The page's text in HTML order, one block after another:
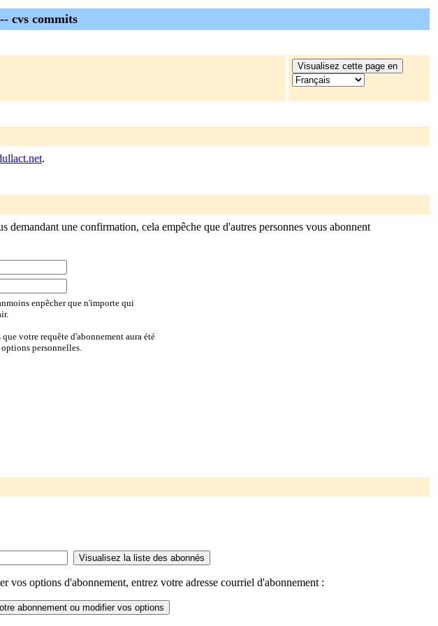
cvs commits
.
une confirmation, cela empêche que d'autres personnes vous abonnent
enpêcher que n'importe qui
votre requête d'abonnement aura été
personnelles.
options d'abonnement, entrez votre adresse courriel d'abonnement :